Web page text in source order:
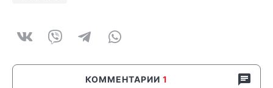
КОММЕНТАРИИ 1